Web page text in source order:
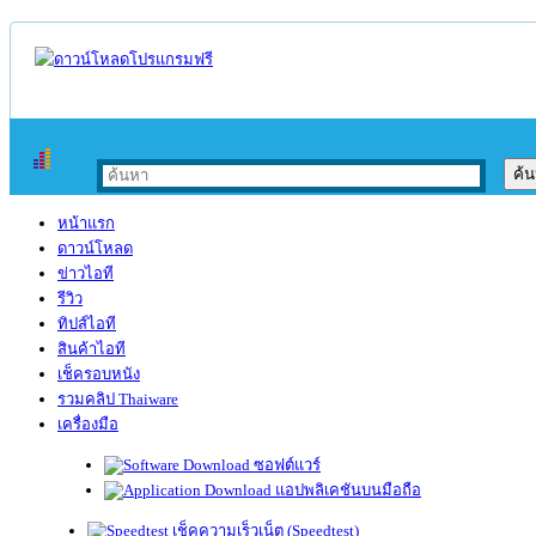
หน้าแรก
ดาวน์โหลด
ข่าวไอที
รีวิว
ทิปส์ไอที
สินค้าไอที
เช็ครอบหนัง
รวมคลิป Thaiware
เครื่องมือ
ซอฟต์แวร์
แอปพลิเคชันบนมือถือ
เช็คความเร็วเน็ต (Speedtest)